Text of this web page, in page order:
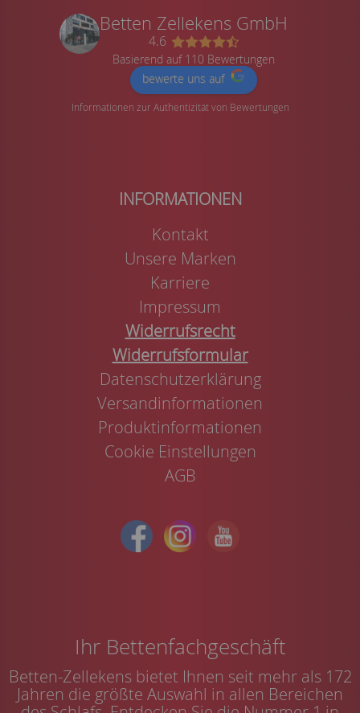
Betten Zellekens GmbH
4.6
Basierend auf 110 Bewertungen
bewerte uns auf
Informationen zur Authentizität von Bewertungen
Kontakt
Unsere Marken
Karriere
Impressum
Widerrufsrecht
Widerrufsformular
Datenschutzerklärung
Versandinformationen
Produktinformationen
Cookie Einstellungen
AGB
Ihr Bettenfachgeschäft
Betten-Zellekens bietet Ihnen seit mehr als 172
Jahren die größte Auswahl in allen Bereichen